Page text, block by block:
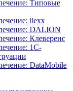
Типовые
ilexx
DALION
Клеверенс
1С-
DataMobile